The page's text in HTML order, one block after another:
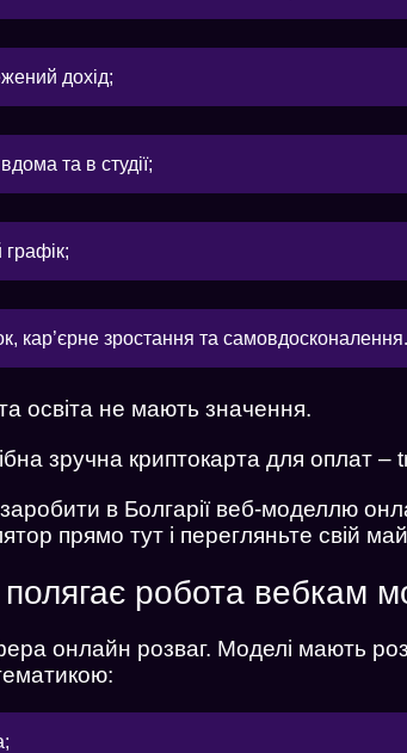
дохід;
та в студії;
графік;
кар’єрне зростання та самовдосконалення.
освіта не мають значення.
зручна криптокарта для оплат
в Болгарії веб-моделлю
прямо тут і перегляньте свій
робота вебкам
онлайн розваг. Моделі мають